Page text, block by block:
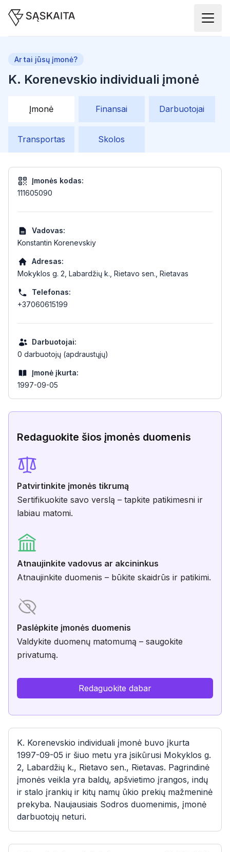
K. Korenevskio individuali įmonė
Ar tai jūsų įmonė?
Įmonė Finansai Darbuotojai
Transportas Skolos
Įmonės kodas:
111605090
Vadovas:
Konstantin Korenevskiy
Adresas:
Mokyklos g. 2, Labardžių k., Rietavo sen., Rietavas
Telefonas:
+37060615199
Darbuotojai:
0 darbuotojų (apdraustųjų)
Įmonė įkurta:
1997-09-05
Redaguokite šios įmonės duomenis
Patvirtinkite įmonės tikrumą
Sertifikuokite savo verslą – tapkite patikimesni ir
labiau matomi.
Atnaujinkite vadovus ar akcininkus
Atnaujinkite duomenis – būkite skaidrūs ir patikimi.
Paslėpkite įmonės duomenis
Valdykite duomenų matomumą – saugokite
privatumą.
Redaguokite dabar
K. Korenevskio individuali įmonė buvo įkurta
1997-09-05 ir šiuo metu yra įsikūrusi Mokyklos g.
2, Labardžių k., Rietavo sen., Rietavas. Pagrindinė
įmonės veikla yra baldų, apšvietimo įrangos, indų
ir stalo įrankių ir kitų namų ūkio prekių mažmeninė
prekyba. Naujausiais Sodros duomenimis, įmonė
darbuotojų neturi.